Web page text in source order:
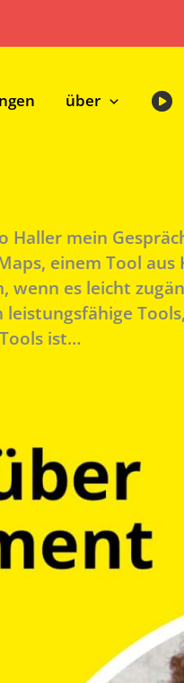
über
Haller mein
einem Tool aus
wenn es leicht
ist…